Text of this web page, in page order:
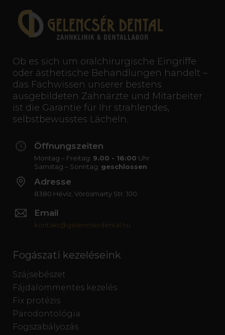
Ob es sich um oralchirurgische Eingriffe
oder ästhetische Behandlungen handelt –
das Fachwissen unserer bestens
ausgebildeten Zahnärzte und Mitarbeiter
ist die Garantie für Ihr strahlendes,
selbstbewusstes Lächeln.
Öffnungszeiten
Montag – Freitag: 9.00 - 16:00 Uhr
Samstag – Sonntag: geschlossen
Adresse
8380 Hévíz, Vörösmarty Str. 100.
Email
kontakt@gelencserdental.hu
Fogászati kezeléseink
Szájsebészet
Fájdalommentes kezelés
Fix protézis
Parodontológia
Fogszabályozás